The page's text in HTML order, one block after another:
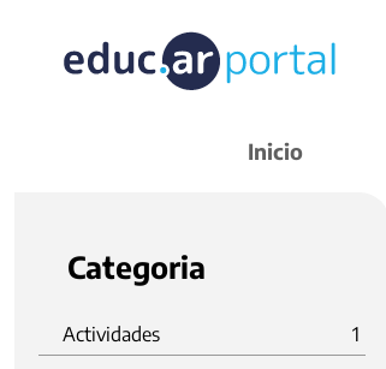
Inicio
Categoria
Actividades 1